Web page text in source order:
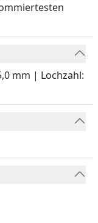
mm | Lochzahl: